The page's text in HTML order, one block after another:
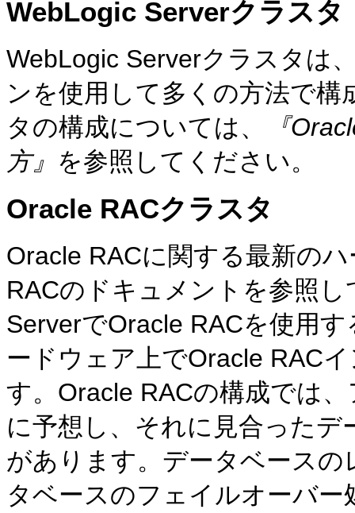
WebLogic Serverクラスタ
WebLogic Serverクラスタは
ンを使用して多くの方法で
タの構成については、
『
方』 を参照してください。
Oracle RACクラスタ
Oracle RACに関する最新の
RACのドキュメントを参照
ServerでOracle RACを使用
ードウェア上でOracle RAC
す。Oracle RACの構成では
に予想し、それに見合った
があります。データベース
タベースのフェイルオーバ